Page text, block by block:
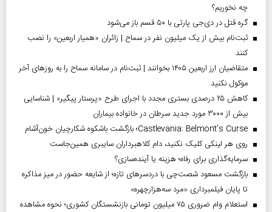
چه نخوریم؟
گره قتل در دی‌جی پارتی با ۵۰ قسم باز می‌شود
ثبت‌نام بیش از یک میلیون نفر در سماح | زائران «همیار اربعین» را نصب
کنند
متقاضیان ارز اربعین ۱۴۰۵ بخوانند | ثبت‌نام در سامانه سماح را به روز‌های آخر
موکول نکنید
کاهش ۲۵ درصدی بستری مجدد با اجرای طرح «پرستار پیگیر» | شناسایی
بیش از ۳۰۰۰ مورد جدید سرطان در خانواده بیماران
Castlevania: Belmont’s Curse؛ بازگشت باشکوه شکارچیان خون‌آشام
روی هر لینکی کلیک نکنید، دام کلاهبرداران سایبری همین‌جاست
سرمایه‌گذاری برای رفاه؛ هزینه یا آینده‌سازی؟
بازگشت مسعود شصت‌چی با دردسر‌های تازه؛ از شایعه حضور در میز مذاکره
تا پایان فیلمبرداری «مرد سه‌هزارچهره»
استعلام وام ضروری ۷۵ میلیون تومانی بازنشستگان کشوری؛ نحوه مشاهده